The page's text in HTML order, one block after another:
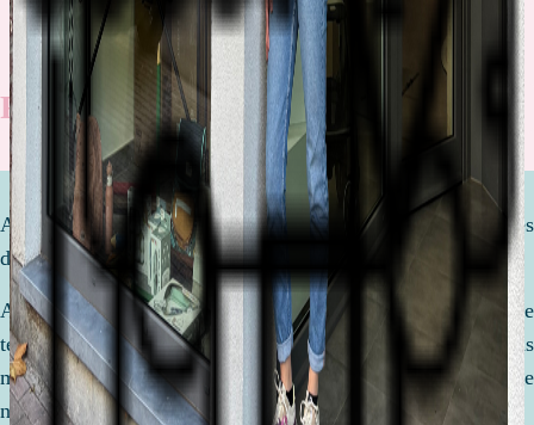
Rentrée scolaire
Attendre un enfant est l'une des étapes les plus importantes
de votre vie.
Afin de préparer la venue de ce petit être, nous prenons le
temps de discuter, de comparer et de vous conseiller. Nous
mettons tout en oeuvre pour réaliser ensemble une liste de
naissance qui vous ressemble !